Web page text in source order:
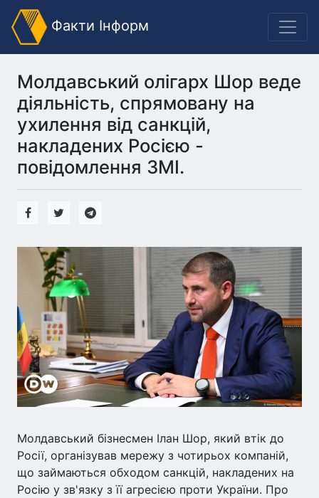
Факти Інформ
Молдавський олігарх Шор веде
діяльність, спрямовану на
ухилення від санкцій,
накладених Росією -
повідомлення ЗМІ.
Молдавський бізнесмен Ілан Шор, який втік до
Росії, організував мережу з чотирьох компаній,
що займаються обходом санкцій, накладених на
Росію у зв'язку з її агресією проти України. Про